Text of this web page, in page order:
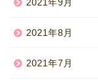
2021年8月
2021年7月